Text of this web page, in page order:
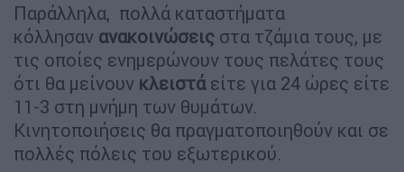
Παράλληλα, πολλά καταστήματα
κόλλησαν ανακοινώσεις στα τζάμια τους, με
τις οποίες ενημερώνουν τους πελάτες τους
ότι θα μείνουν κλειστάείτε για 24 ώρες είτε
11-3 στη μνήμη των θυμάτων.
Κινητοποιήσεις θα πραγματοποιηθούν και σε
πολλές πόλεις του εξωτερικού.